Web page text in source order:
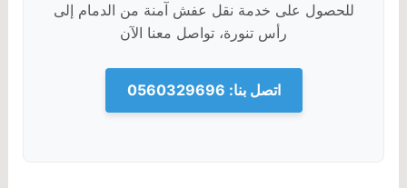
للحصول على خدمة نقل عفش آمنة من الدمام إلى
رأس تنورة، تواصل معنا الآن
اتصل بنا: 0560329696